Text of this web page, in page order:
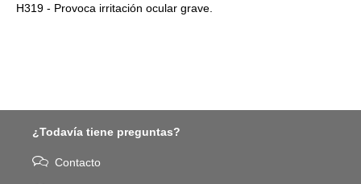
H319 - Provoca irritación ocular grave.
¿Todavía tiene preguntas?
Contacto